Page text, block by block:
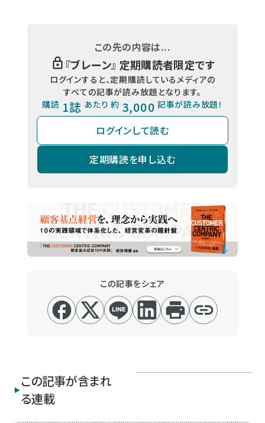
この先の内容は...
『ブレーン』 定期購読者限定です
ログインすると、定期購読しているメディアの
すべての記事が読み放題となります。
購読 1誌 あたり 約 3,000 記事が読み放題！
ログインして読む
定期購読を申し込む
この記事をシェア
この記事が含まれ
る連載